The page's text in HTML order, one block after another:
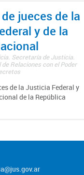
jueces de la
y de la
Secretaría de Justicia.
Relaciones con el Poder
de la Justicia Federal y
de la República